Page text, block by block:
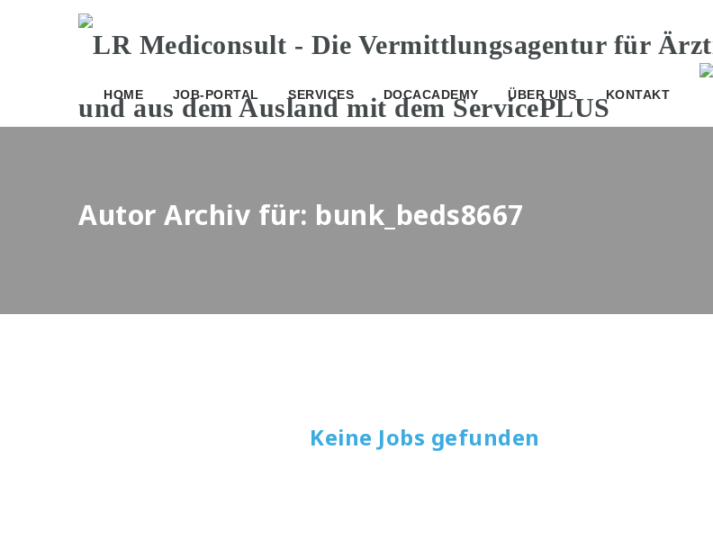
HOME JOB-PORTAL SERVICES DOCACADEMY ÜBER UNS KONTAKT
Autor Archiv für: bunk_beds8667
Keine Jobs gefunden